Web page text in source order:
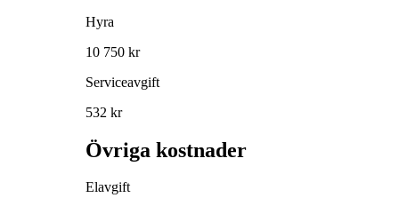
Hyra
10 750 kr
Serviceavgift
532 kr
Övriga kostnader
Elavgift